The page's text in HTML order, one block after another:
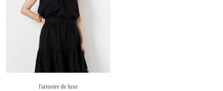
l'armoire de luxe